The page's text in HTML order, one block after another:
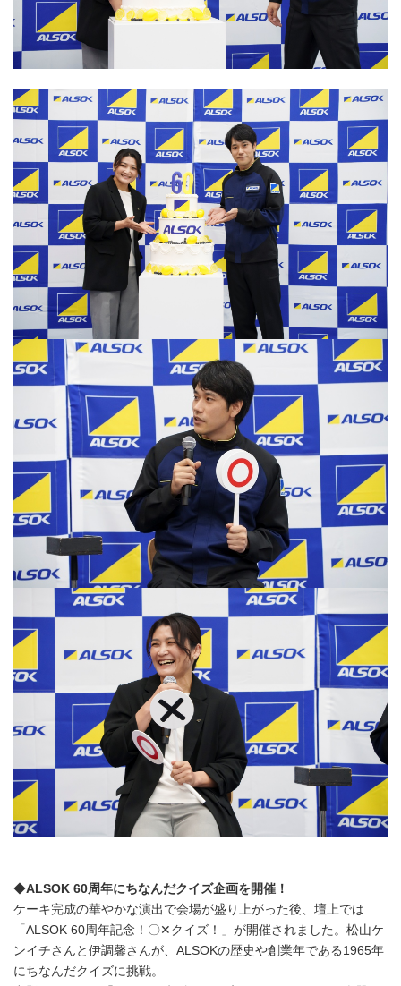
◆ALSOK 60周年にちなんだクイズ企画を開催！
ケーキ完成の華やかな演出で会場が盛り上がった後、壇上では
「ALSOK 60周年記念！〇✕クイズ！」が開催されました。松山ケ
ンイチさんと伊調馨さんが、ALSOKの歴史や創業年である1965年
にちなんだクイズに挑戦。